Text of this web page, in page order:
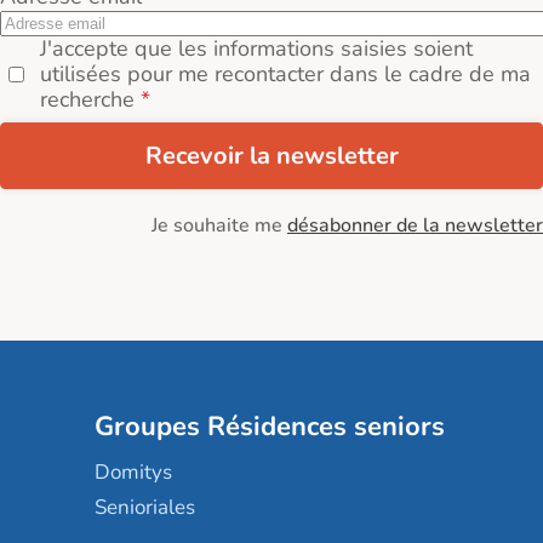
J'accepte que les informations saisies soient
utilisées pour me recontacter dans le cadre de ma
recherche
Recevoir la newsletter
Je souhaite me désabonner de la newsletter
Groupes Résidences seniors
Domitys
Senioriales